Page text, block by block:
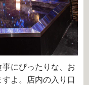
にぴったりな、お
よ。店内の入り口